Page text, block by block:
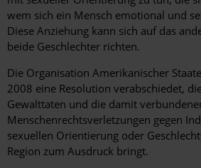
wem sich ein Mensch emotional und
Diese Anziehung kann sich auf das
beide Geschlechter richten.
Die Organisation Amerikanischer
2008 eine Resolution verabschiedet,
Gewalttaten und die damit
Menschenrechtsverletzungen gegen
sexuellen Orientierung oder
Region zum Ausdruck bringt.